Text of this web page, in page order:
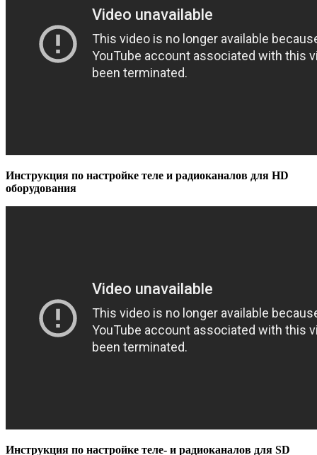
Инструкция по настройке теле и радиоканалов для HD
оборудования
Инструкция по настройке теле- и радиоканалов для SD